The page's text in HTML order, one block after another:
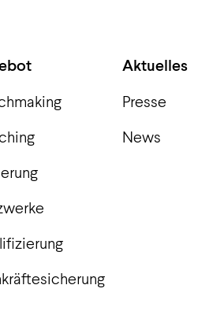
Aktuelles
Presse
News